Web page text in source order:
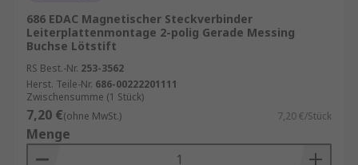
686 EDAC Magnetischer Steckverbinder
Leiterplattenmontage 2-polig Gerade Messing
Buchse Lötstift
RS Best.-Nr. 253-3562
Herst. Teile-Nr. 686-00222201111
Zwischensumme (1 Stück)
7,20 €(ohne MwSt.) 7,20 €/Stück
Menge